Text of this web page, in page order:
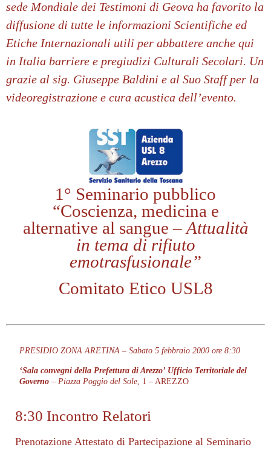
sede Mondiale dei Testimoni di Geova ha favorito la
diffusione di tutte le informazioni Scientifiche ed
Etiche Internazionali utili per abbattere anche qui
in Italia barriere e pregiudizi Culturali Secolari. Un
grazie al sig. Giuseppe Baldini e al Suo Staff per la
videoregistrazione e cura acustica dell’evento.
1° Seminario pubblico
“Coscienza, medicina e
alternative al sangue –Attualità
in tema di rifiuto
emotrasfusionale”
Comitato Etico USL8
PRESIDIO ZONA ARETINA – Sabato 5 febbraio 2000 ore 8:30
‘Sala convegni della Prefettura di Arezzo’ Ufficio Territoriale del
Governo – Piazza Poggio del Sole , 1 – AREZZO
8:30 Incontro Relatori
Prenotazione Attestato di Partecipazione al Seminario